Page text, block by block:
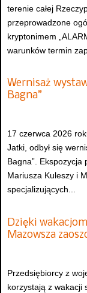
terenie całej
przeprowadzone
kryptonimem
warunków termin
Wernisaż
Bagna”
17 czerwca 2026
Jatki, odbył się
Bagna”. Ekspozycja
Mariusza Kuleszy i
specjalizujących...
Dzięki
Mazowsza
Przedsiębiorcy z
korzystają z wakacji